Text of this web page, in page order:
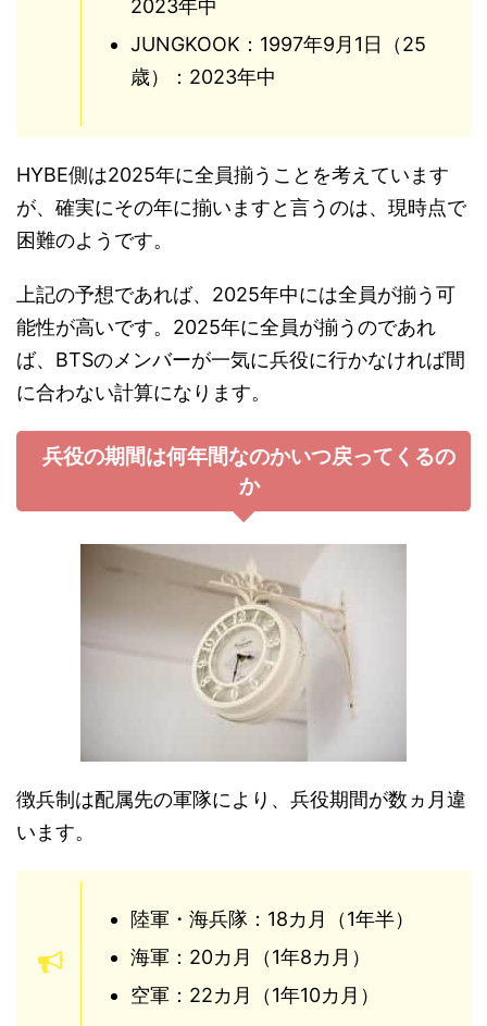
2023年中
JUNGKOOK：1997年9月1日（25
歳）：2023年中
HYBE側は2025年に全員揃うことを考えています
が、確実にその年に揃いますと言うのは、現時点で
困難のようです。
上記の予想であれば、2025年中には全員が揃う可
能性が高いです。2025年に全員が揃うのであれ
ば、BTSのメンバーが一気に兵役に行かなければ間
に合わない計算になります。
兵役の期間は何年間なのかいつ戻ってくるの
か
徴兵制は配属先の軍隊により、兵役期間が数ヵ月違
います。
陸軍・海兵隊：18カ月（1年半）
海軍：20カ月（1年8カ月）
空軍：22カ月（1年10カ月）